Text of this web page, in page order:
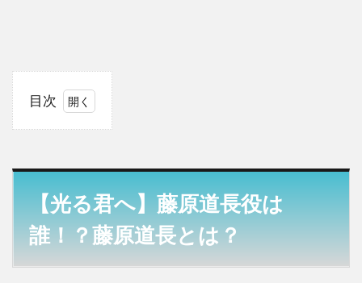
目次
長役は
誰！？
藤原道
長と
【光る君へ】藤原道長役は
誰！？藤原道長とは？